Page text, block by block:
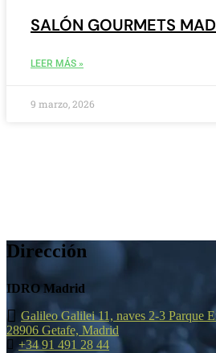
SALÓN GOURMETS
LEER MÁS »
9 marzo, 2026
Dirección
IDRO Madrid
Galileo Galilei 11, naves 2-3 Parque
28906 Getafe, Madrid
+34 91 491 28 44